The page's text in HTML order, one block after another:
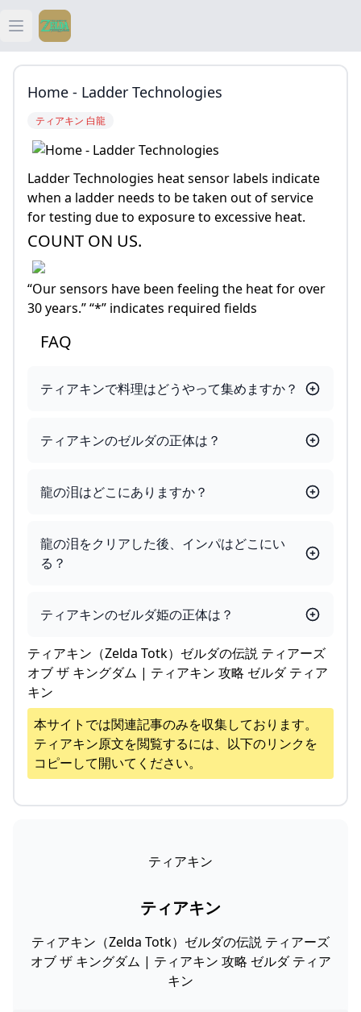
Open main menu
ティアキン
ティアキン 武器
ティアキン 攻略
Home - Ladder Technologies
ティアキン 白龍
Ladder Technologies heat sensor labels indicate
when a ladder needs to be taken out of service
for testing due to exposure to excessive heat.
COUNT ON US.
“Our sensors have been feeling the heat for over
30 years.” “*” indicates required fields
FAQ
ティアキンで料理はどうやって集めますか？
ティアキンのゼルダの正体は？
龍の泪はどこにありますか？
龍の泪をクリアした後、インパはどこにい
る？
ティアキンのゼルダ姫の正体は？
ティアキン（Zelda Totk）ゼルダの伝説 ティアーズ
オブ ザ キングダム | ティアキン 攻略 ゼルダ ティア
キン
本サイトでは関連記事のみを収集しております。
ティアキン原文を閲覧するには、以下のリンクを
コピーして開いてください。
ティアキン
ティアキン
ティアキン（Zelda Totk）ゼルダの伝説 ティアーズ
オブ ザ キングダム | ティアキン 攻略 ゼルダ ティア
キン